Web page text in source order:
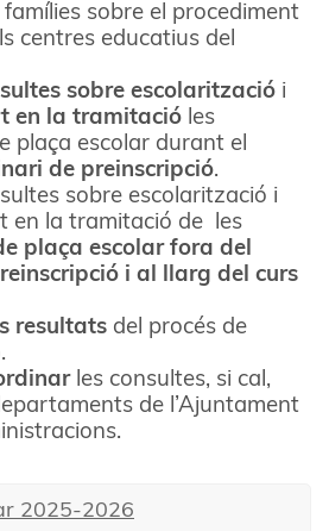
sobre el procediment
centres educatius del
sobre escolarització i
en la tramitació les
plaça escolar durant el
de preinscripció.
sobre escolarització i
en la tramitació de les
plaça escolar fora del
i al llarg del curs
resultats del procés de
les consultes, si cal,
de l’Ajuntament
2025-2026